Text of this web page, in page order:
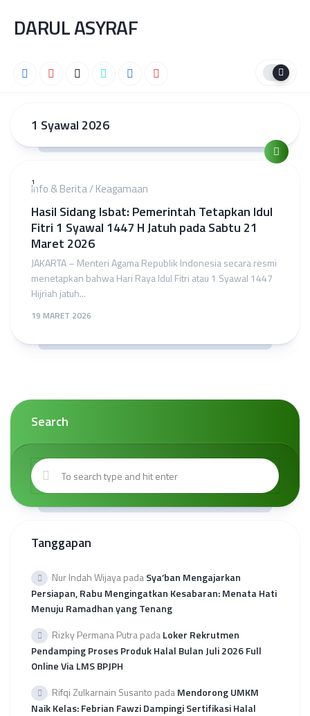
content
DARUL ASYRAF
1 Syawal 2026
1Info & Berita/Keagamaan
Hasil Sidang Isbat: Pemerintah Tetapkan Idul
Fitri 1 Syawal 1447 H Jatuh pada Sabtu 21
Maret 2026
JAKARTA – Menteri Agama Republik Indonesia secara resmi
menetapkan bahwa Hari Raya Idul Fitri atau 1 Syawal 1447
Hijriah jatuh...
19 MARET 2026
Search
Tanggapan
Nur Indah WijayapadaSya’ban Mengajarkan
Persiapan, Rabu Mengingatkan Kesabaran: Menata Hati
Menuju Ramadhan yang Tenang
Rizky Permana PutrapadaLoker Rekrutmen
Pendamping Proses Produk Halal Bulan Juli 2026 Full
Online Via LMS BPJPH
Rifqi Zulkarnain Susanto padaMendorong UMKM
Naik Kelas: Febrian Fawzi Dampingi Sertifikasi Halal